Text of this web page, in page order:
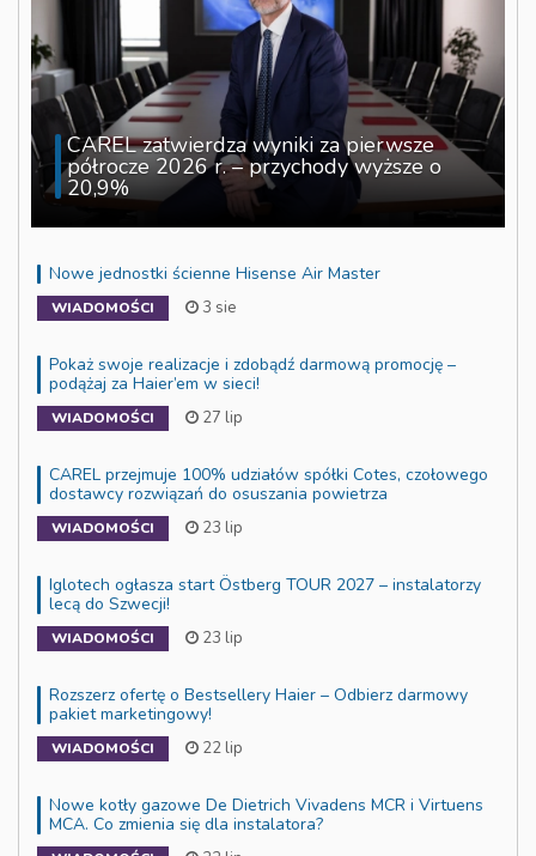
CAREL zatwierdza wyniki za pierwsze
półrocze 2026 r. – przychody wyższe o
20,9%
Nowe jednostki ścienne Hisense Air Master
WIADOMOŚCI 3 sie
Pokaż swoje realizacje i zdobądź darmową promocję –
podążaj za Haier’em w sieci!
WIADOMOŚCI 27 lip
CAREL przejmuje 100% udziałów spółki Cotes, czołowego
dostawcy rozwiązań do osuszania powietrza
WIADOMOŚCI 23 lip
Iglotech ogłasza start Östberg TOUR 2027 – instalatorzy
lecą do Szwecji!
WIADOMOŚCI 23 lip
Rozszerz ofertę o Bestsellery Haier – Odbierz darmowy
pakiet marketingowy!
WIADOMOŚCI 22 lip
Nowe kotły gazowe De Dietrich Vivadens MCR i Virtuens
MCA. Co zmienia się dla instalatora?